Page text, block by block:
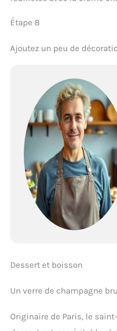
Étape 8
Ajoutez un peu de
Dessert et boisson
Un verre de champagne
Originaire de Paris, le